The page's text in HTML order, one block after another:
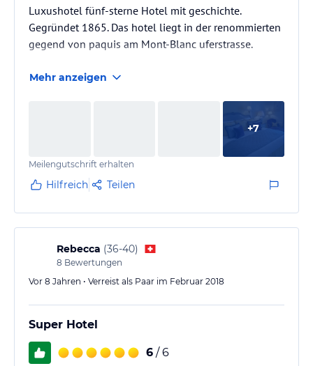
Luxushotel fünf-sterne Hotel mit geschichte.
Gegründet 1865. Das hotel liegt in der renommierten
gegend von paquis am Mont-Blanc uferstrasse.
Mehr anzeigen
+7
Meilengutschrift erhalten
Hilfreich Teilen
Rebecca (36-40)
8 Bewertungen
Vor 8 Jahren • Verreist als Paar im Februar 2018
Super Hotel
6 / 6